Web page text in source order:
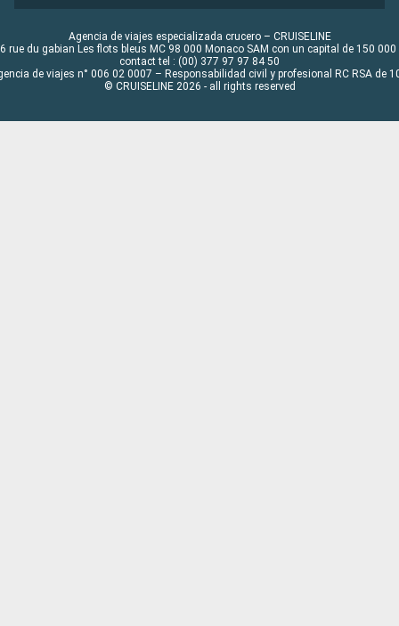
Agencia de viajes especializada crucero – CRUISELINE
rue du gabian Les flots bleus MC 98 000 Monaco SAM con un capital de 150 000
contact tel : (00) 377 97 97 84 50
de viajes n° 006 02 0007 – Responsabilidad civil y profesional RC RSA de
© CRUISELINE 2026 - all rights reserved